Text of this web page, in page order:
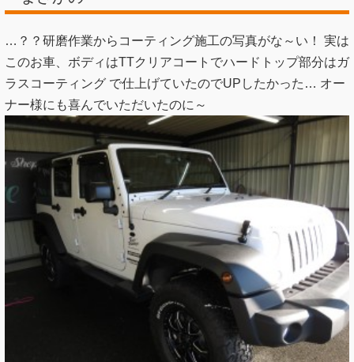
…？？研磨作業からコーティング施工の写真がな～い！ 実は
このお車、ボディはTTクリアコートでハードトップ部分はガ
ラスコーティング で仕上げていたのでUPしたかった… オー
ナー様にも喜んでいただいたのに～